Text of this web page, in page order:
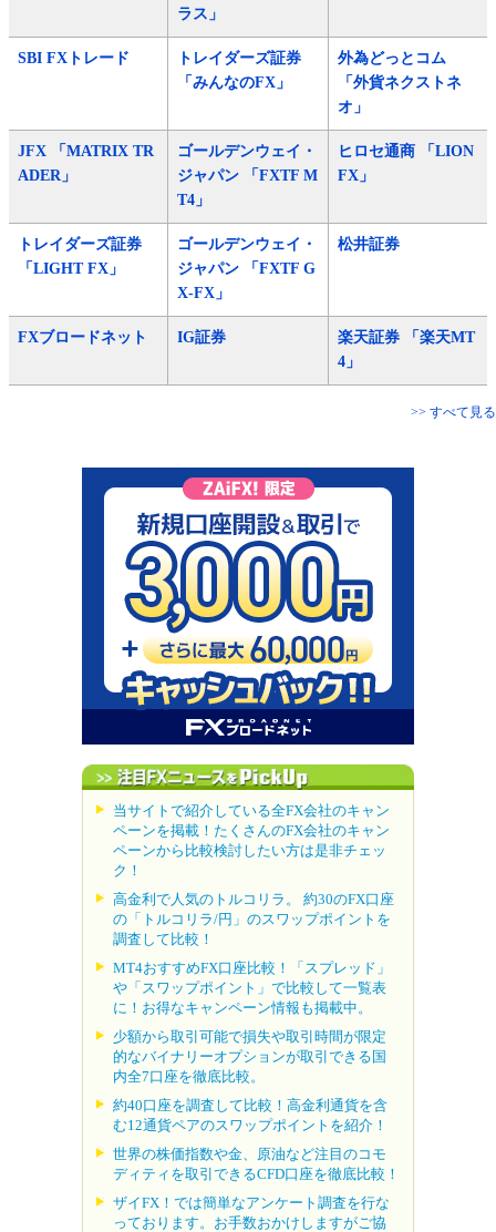
ラス」
SBI FXトレード
トレイダーズ証券
「みんなのFX」
外為どっとコム
「外貨ネクストネ
オ」
JFX 「MATRIX TR
ADER」
ゴールデンウェイ・
ジャパン 「FXTF M
T4」
ヒロセ通商 「LION
FX」
トレイダーズ証券
「LIGHT FX」
ゴールデンウェイ・
ジャパン 「FXTF G
X-FX」
松井証券
FXブロードネット IG証券
楽天証券 「楽天MT
4」
>> すべて見る
当サイトで紹介している全FX会社のキャン
ペーンを掲載！たくさんのFX会社のキャン
ペーンから比較検討したい方は是非チェッ
ク！
高金利で人気のトルコリラ。 約30のFX口座
の「トルコリラ/円」のスワップポイントを
調査して比較！
MT4おすすめFX口座比較！「スプレッド」
や「スワップポイント」で比較して一覧表
に！お得なキャンペーン情報も掲載中。
少額から取引可能で損失や取引時間が限定
的なバイナリーオプションが取引できる国
内全7口座を徹底比較。
約40口座を調査して比較！高金利通貨を含
む12通貨ペアのスワップポイントを紹介！
世界の株価指数や金、原油など注目のコモ
ディティを取引できるCFD口座を徹底比較！
ザイFX！では簡単なアンケート調査を行な
っております。お手数おかけしますがご協